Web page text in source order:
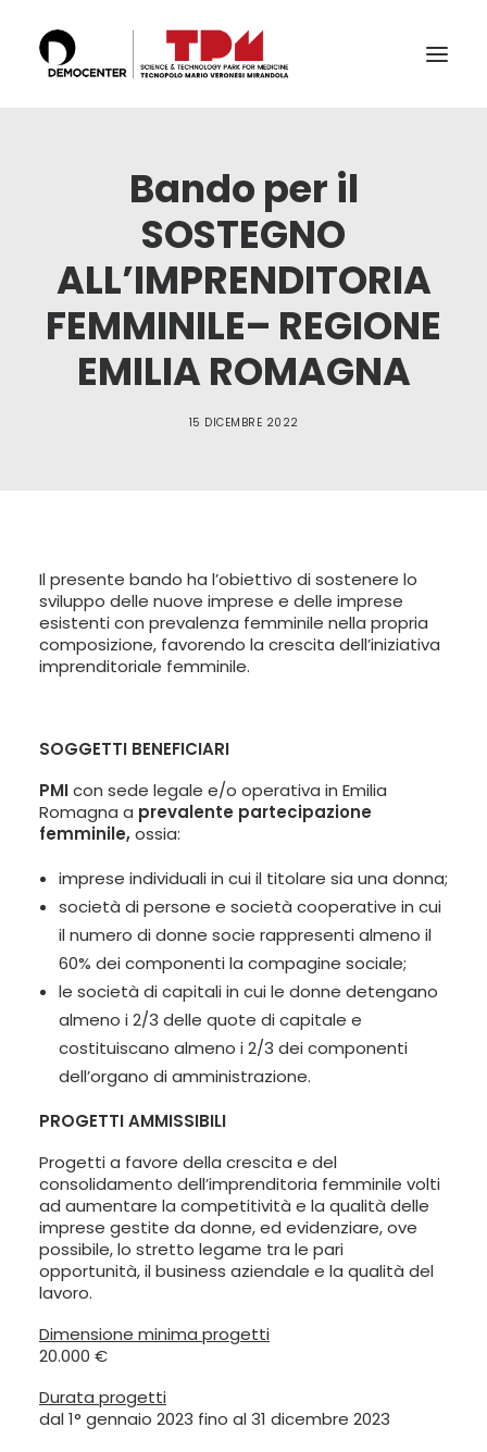
CERTIFICAZIONI E ACCREDITAMENTI
IL TEAM
NEWS & EVENTI
ENG
Bando per il
SOSTEGNO
ALL’IMPRENDITORIA
FEMMINILE– REGIONE
EMILIA ROMAGNA
15 DICEMBRE 2022
Il presente bando ha l’obiettivo di sostenere lo
sviluppo delle nuove imprese e delle imprese
esistenti con prevalenza femminile nella propria
composizione, favorendo la crescita dell’iniziativa
imprenditoriale femminile.
SOGGETTI BENEFICIARI
PMIcon sede legale e/o operativa in Emilia
Romagna a prevalente partecipazione
femminile,ossia:
imprese individuali in cui il titolare sia una donna;
società di persone e società cooperative in cui
il numero di donne socie rappresenti almeno il
60% dei componenti la compagine sociale;
le società di capitali in cui le donne detengano
almeno i 2/3 delle quote di capitale e
costituiscano almeno i 2/3 dei componenti
dell’organo di amministrazione.
PROGETTI AMMISSIBILI
Progetti a favore della crescita e del
consolidamento dell’imprenditoria femminile volti
ad aumentare la competitività e la qualità delle
imprese gestite da donne, ed evidenziare, ove
possibile, lo stretto legame tra le pari
opportunità, il business aziendale e la qualità del
lavoro.
Dimensione minima progetti
20.000 €
Durata progetti
dal 1° gennaio 2023 fino al 31 dicembre 2023